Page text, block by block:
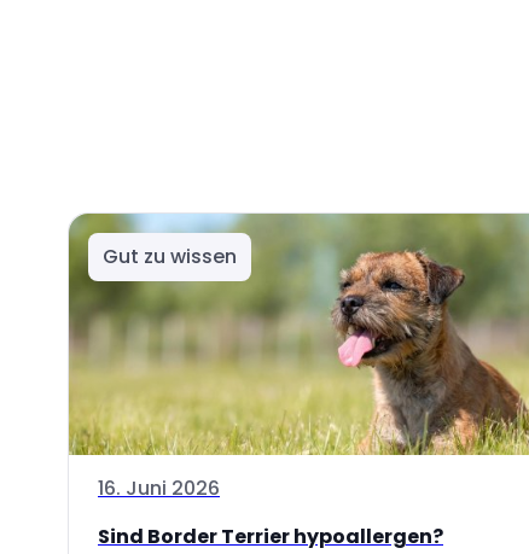
Gut zu wissen
16. Juni 2026
Sind Border Terrier hypoallergen?